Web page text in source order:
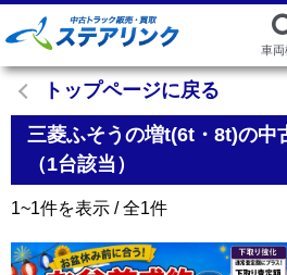
車両
トップページに戻る
三菱ふそうの増t(6t・8t)の中
（1台該当）
1~1件を表示 / 全1件